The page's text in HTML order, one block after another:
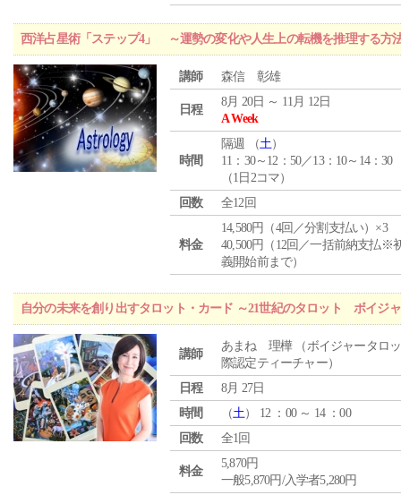
西洋占星術「ステップ4」 ～運勢の変化や人生上の転機を推理する方
講師 森信 彰雄
日程
8月 20日 ～ 11月 12日
A Week
時間
隔週 （土）
11：30～12：50／13：10～14：30
（1日2コマ）
回数
全12回
料金
14,580円（4回／分割支払い）×3
40,500円（12回／一括前納支払※
義開始前まで）
自分の未来を創り出すタロット・カード ～21世紀のタロット ボイジ
講師
あまね 理樺 （ボイジャータロ
際認定ティーチャー）
日程
8月 27日
時間
（土） 12 ：00 ～ 14 ：00
回数
全1回
料金
5,870円
一般5,870円/入学者5,280円